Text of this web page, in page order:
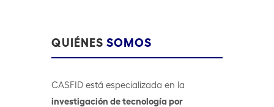
QUIÉNES SOMOS
CASFID está especializada en la
investigación de tecnología por